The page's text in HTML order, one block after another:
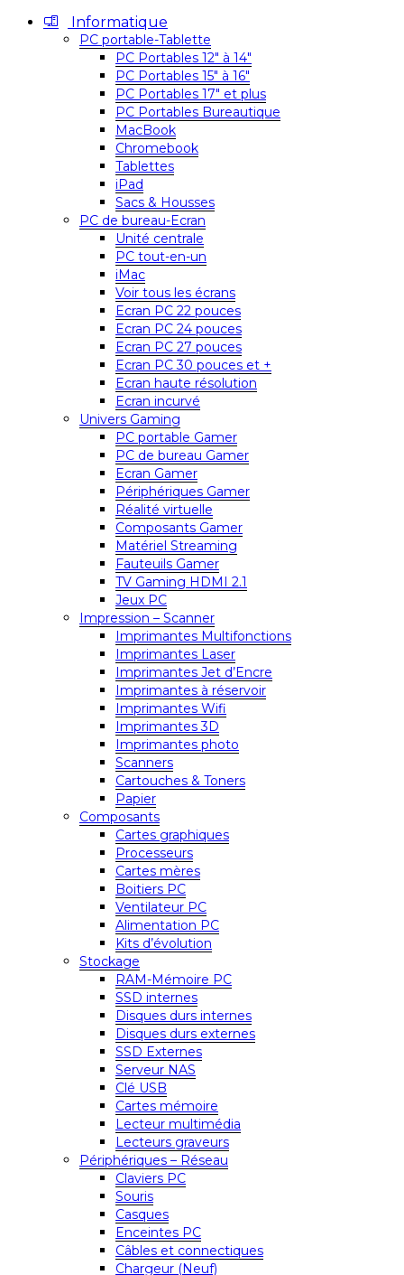
Informatique
PC portable-Tablette
PC Portables 12″ à 14″
PC Portables 15″ à 16″
PC Portables 17″ et plus
PC Portables Bureautique
MacBook
Chromebook
Tablettes
iPad
Sacs & Housses
PC de bureau-Ecran
Unité centrale
PC tout-en-un
iMac
Voir tous les écrans
Ecran PC 22 pouces
Ecran PC 24 pouces
Ecran PC 27 pouces
Ecran PC 30 pouces et +
Ecran haute résolution
Ecran incurvé
Univers Gaming
PC portable Gamer
PC de bureau Gamer
Ecran Gamer
Périphériques Gamer
Réalité virtuelle
Composants Gamer
Matériel Streaming
Fauteuils Gamer
TV Gaming HDMI 2.1
Jeux PC
Impression – Scanner
Imprimantes Multifonctions
Imprimantes Laser
Imprimantes Jet d’Encre
Imprimantes à réservoir
Imprimantes Wifi
Imprimantes 3D
Imprimantes photo
Scanners
Cartouches & Toners
Papier
Composants
Cartes graphiques
Processeurs
Cartes mères
Boitiers PC
Ventilateur PC
Alimentation PC
Kits d’évolution
Stockage
RAM-Mémoire PC
SSD internes
Disques durs internes
Disques durs externes
SSD Externes
Serveur NAS
Clé USB
Cartes mémoire
Lecteur multimédia
Lecteurs graveurs
Périphériques – Réseau
Claviers PC
Souris
Casques
Enceintes PC
Câbles et connectiques
Chargeur (Neuf)